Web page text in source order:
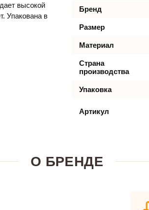
высокой
Упакована в
Бренд
Размер
Материал
Страна
производства
Упаковка
Артикул
О БРЕНДЕ